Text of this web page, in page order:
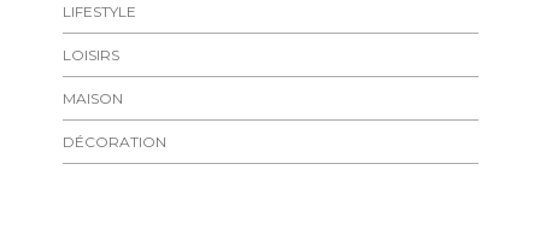
LIFESTYLE
LOISIRS
MAISON
DÉCORATION